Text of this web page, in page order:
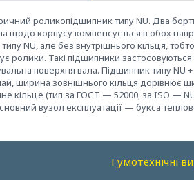
роликопідшипник типу NU. Два
щодо корпусу компенсується в обох
NU, але без внутрішнього кільця,
ролики. Такі підшипники
поверхня вала. Підшипник типу
ширина зовнішнього кільця дорівнює
кільце (тип за ГОСТ — 52000, за ISO —
вузол експлуатації — букса
Гумотехнічні